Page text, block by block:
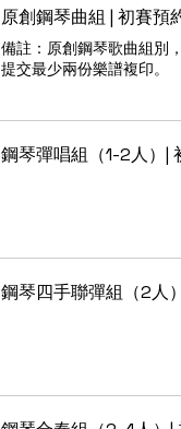
原創鋼琴曲組 | 初賽預
備註：原創鋼琴歌曲組別
提交最少兩份樂譜複印。
鋼琴彈唱組（1-2人）|
鋼琴四手聯彈組（2人